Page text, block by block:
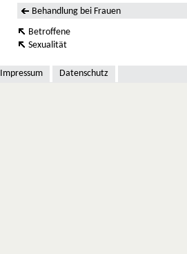
Behandlung bei Frauen
Betroffene
Sexualität
Impressum Datenschutz